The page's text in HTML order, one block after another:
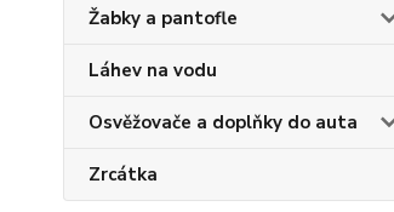
Žabky a pantofle
Láhev na vodu
Osvěžovače a doplňky do auta
Zrcátka